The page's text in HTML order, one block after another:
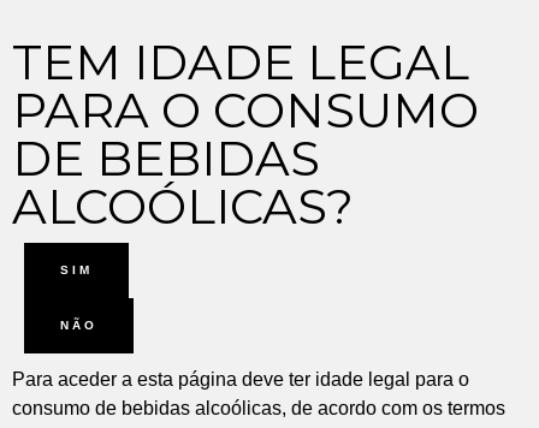
TEM IDADE LEGAL
PARA O CONSUMO
DE BEBIDAS
ALCOÓLICAS?
SIM
NÃO
Para aceder a esta página deve ter idade legal para o
consumo de bebidas alcoólicas, de acordo com os termos